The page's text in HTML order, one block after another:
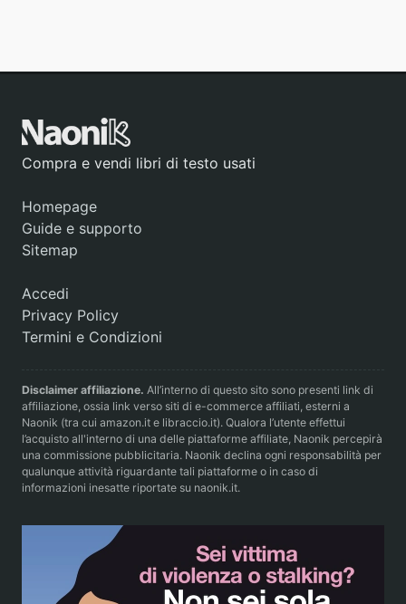
Compra e vendi libri di testo usati
Homepage
Guide e supporto
Sitemap
Accedi
Privacy Policy
Termini e Condizioni